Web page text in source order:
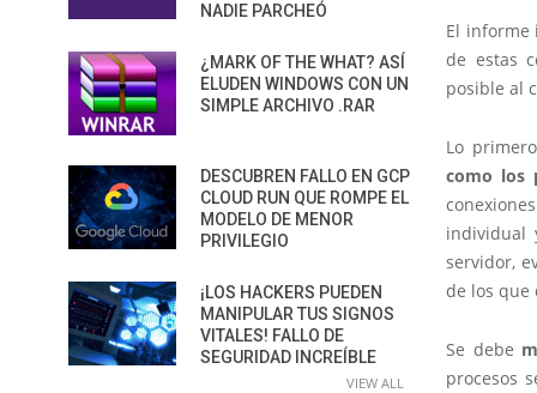
El informe
de estas
posible al
Lo
como los
individual
servidor,
de los que
Se debe
procesos
NADIE PARCHEÓ
¿MARK OF THE WHAT? ASÍ
ELUDEN WINDOWS CON UN
SIMPLE ARCHIVO .RAR
DESCUBREN FALLO EN GCP
CLOUD RUN QUE ROMPE EL
MODELO DE MENOR
PRIVILEGIO
¡LOS HACKERS PUEDEN
MANIPULAR TUS SIGNOS
VITALES! FALLO DE
SEGURIDAD INCREÍBLE
VIEW ALL